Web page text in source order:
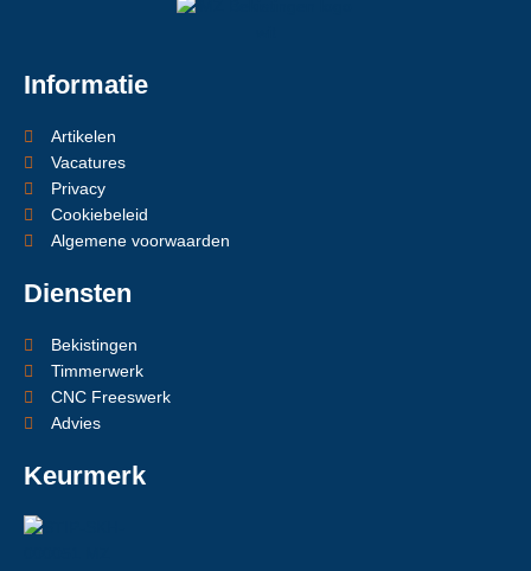
Informatie
Artikelen
Vacatures
Privacy
Cookiebeleid
Algemene voorwaarden
Diensten
Bekistingen
Timmerwerk
CNC Freeswerk
Advies
Keurmerk